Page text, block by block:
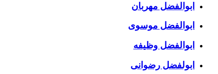
ابوالفضل مهربان
ابوالفضل موسوی
ابوالفضل وظیفه
ابولفضل رضوانی